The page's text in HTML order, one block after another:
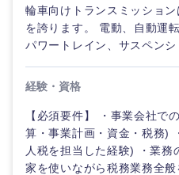
輪車向けトランスミッショ
を誇ります。 電動、自動運
パワートレイン、サスペンシ
経験・資格
【必須要件】 ・事業会社で
算・事業計画・資金・税務)
人税を担当した経験) ・業務
家を使いながら税務業務全